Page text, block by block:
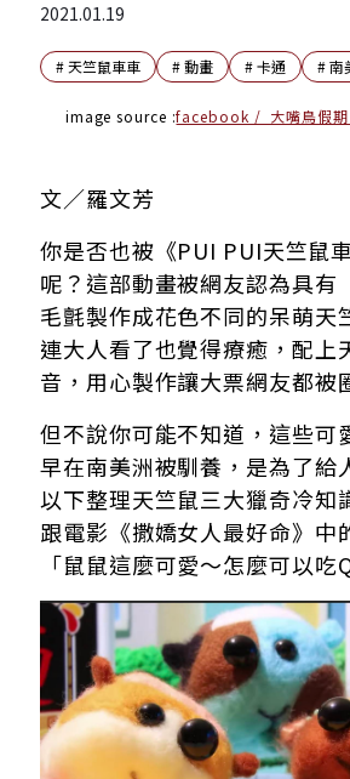
2021.01.19
#天竺鼠車車 #動畫 #卡通 #南
image source :facebook / 大嘴鳥假
文／羅文芳
你是否也被《PUI PUI天竺鼠
呢？這部動畫被網友認為具有
毛氈製作成花色不同的呆萌天
連大人看了也覺得療癒，配上
音，用心製作讓大票網友都被
但不說你可能不知道，這些可
早在南美洲被馴養，是為了給
以下整理天竺鼠三大獵奇冷知
跟電影《撒嬌女人最好命》中
「鼠鼠這麼可愛～怎麼可以吃